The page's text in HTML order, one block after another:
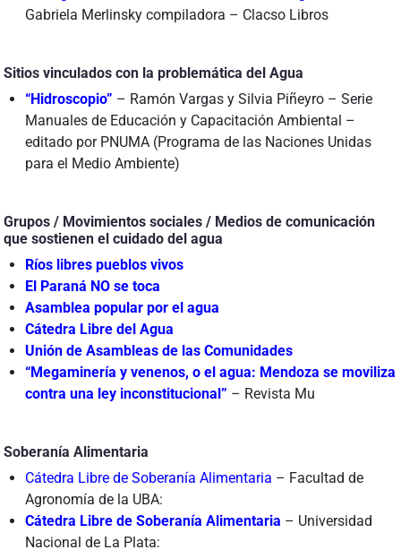
Gabriela Merlinsky compiladora – Clacso Libros
Sitios vinculados con la problemática del Agua
“Hidroscopio” – Ramón Vargas y Silvia Piñeyro – Serie
Manuales de Educación y Capacitación Ambiental –
editado por PNUMA (Programa de las Naciones Unidas
para el Medio Ambiente)
Grupos / Movimientos sociales / Medios de comunicación
que sostienen el cuidado del agua
Ríos libres pueblos vivos
El Paraná NO se toca
Asamblea popular por el agua
Cátedra Libre del Agua
Unión de Asambleas de las Comunidades
“Megaminería y venenos, o el agua: Mendoza se moviliza
contra una ley inconstitucional” – Revista Mu
Soberanía Alimentaria
Cátedra Libre de Soberanía Alimentaria – Facultad de
Agronomía de la UBA:
Cátedra Libre de Soberanía Alimentaria – Universidad
Nacional de La Plata: